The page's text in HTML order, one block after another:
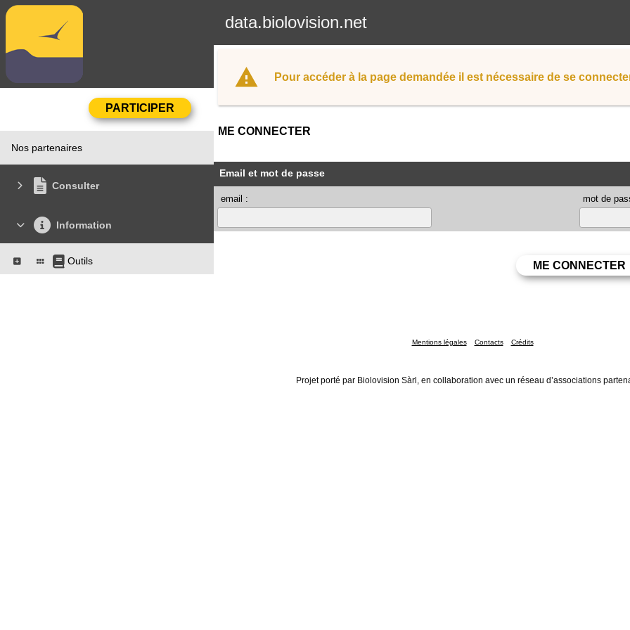
data.biolovision.net
Nos partenaires
Consulter
Information
Outils
Pour accéder à la page demandée il est nécessaire de se
ME CONNECTER
Email et mot de passe
email : mot de
Mentions légales Contacts Crédits
Projet porté par Biolovision Sàrl, en collaboration avec un réseau d’associations